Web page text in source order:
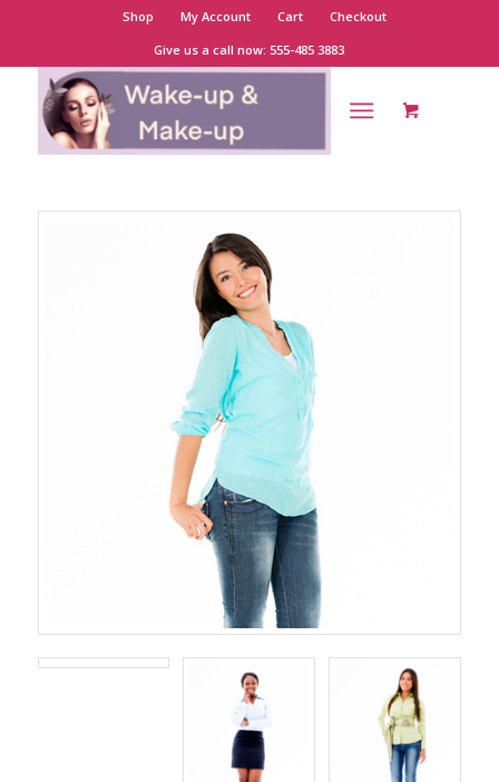
Shop My Account Cart
Checkout
Give us a call now: 555-485 3883